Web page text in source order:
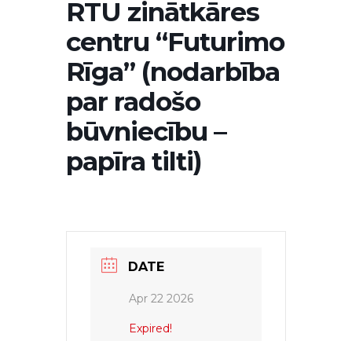
RTU zinātkāres
centru “Futurimo
Rīga” (nodarbība
par radošo
būvniecību –
papīra tilti)
DATE
Apr 22 2026
Expired!